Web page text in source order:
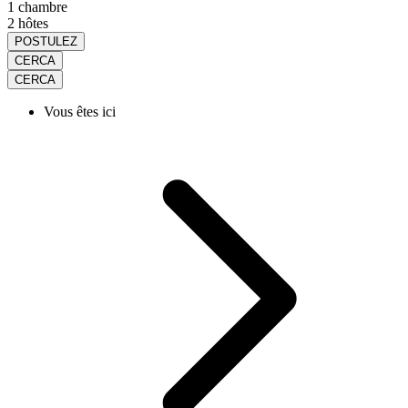
1 chambre
2 hôtes
POSTULEZ
CERCA
CERCA
Vous êtes ici